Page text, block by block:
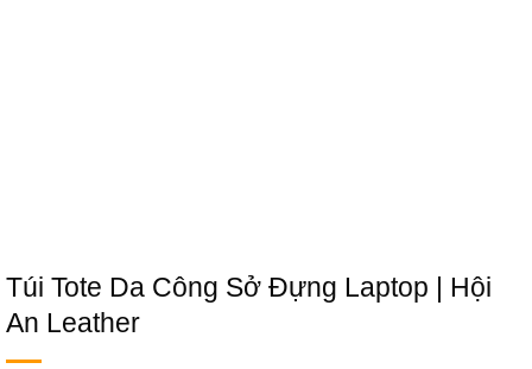
Túi Tote Da Công Sở Đựng Laptop | Hội
An Leather